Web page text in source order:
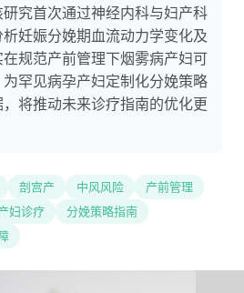
究首次通过神经内科与妇产科
妊娠分娩期血流动力学变化及
规范产前管理下烟雾病产妇可
罕见病孕产妇定制化分娩策略
将推动未来诊疗指南的优化更
剖宫产 中风风险
产前管理
妇诊疗
分娩策略指南